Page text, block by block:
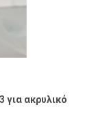
ακρυλικό